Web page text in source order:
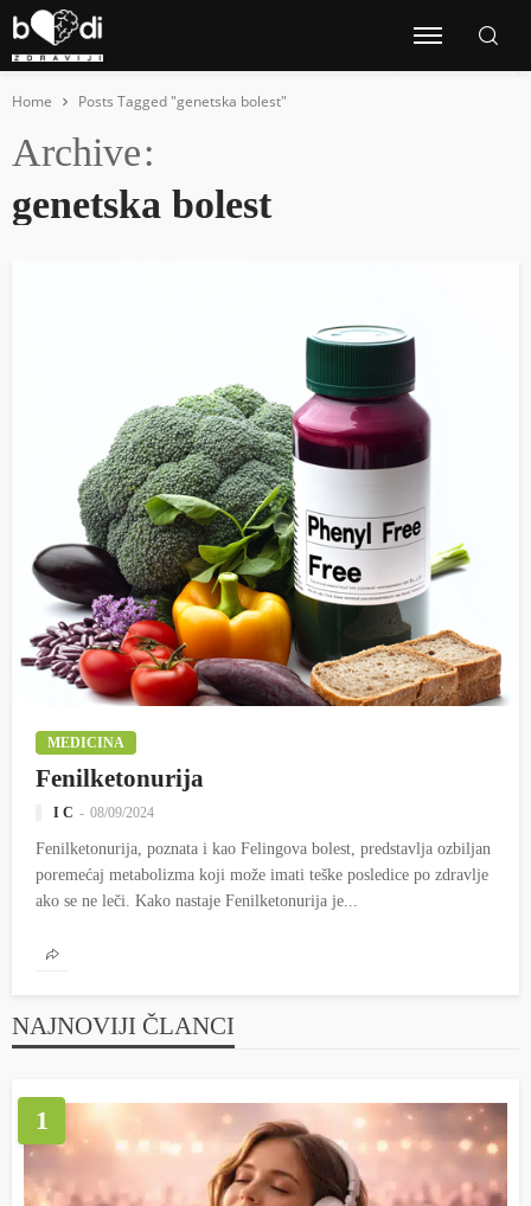
Home Posts Tagged "genetska bolest"
Archive
genetska bolest
MEDICINA
Fenilketonurija
I C 08/09/2024
Fenilketonurija, poznata i kao Felingova bolest, predstavlja ozbiljan
poremećaj metabolizma koji može imati teške posledice po zdravlje
ako se ne leči. Kako nastaje Fenilketonurija je...
NAJNOVIJI ČLANCI
1